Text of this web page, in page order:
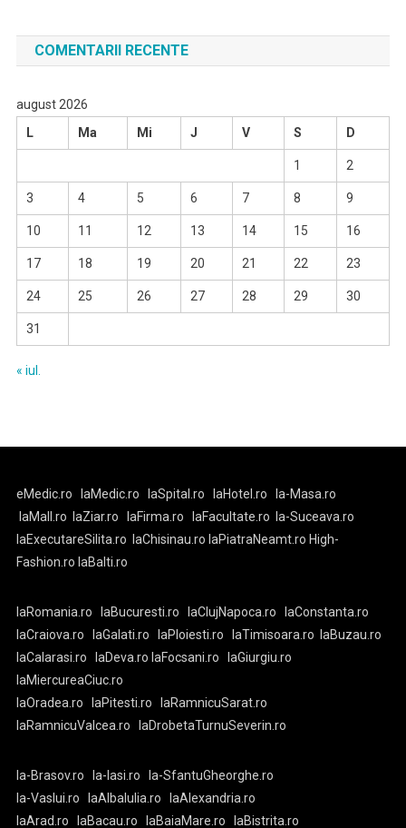
COMENTARII RECENTE
august 2026
L
Ma Mi J V S D
1 2
3 4 5 6 7 8 9
10 11 12 13 14 15 16
17 18 19 20 21 22 23
24 25 26 27 28 29 30
31
« iul.
eMedic.ro laMedic.ro laSpital.ro laHotel.ro
la-Masa.ro
laMall.ro
laZiar.ro laFirma.ro laFacultate.ro
la-Suceava.ro
laExecutareSilita.ro
laChisinau.ro laPiatraNeamt.ro High-
Fashion.ro laBalti.ro
laRomania.ro laBucuresti.ro laClujNapoca.ro
laConstanta.ro
laCraiova.ro
laGalati.ro laPloiesti.ro laTimisoara.ro
laBuzau.ro
laCalarasi.ro
laDeva.ro laFocsani.ro
laGiurgiu.ro
laMiercureaCiuc.ro
laOradea.ro
laPitesti.ro
laRamnicuSarat.ro
laRamnicuValcea.ro
laDrobetaTurnuSeverin.ro
la-Brasov.ro la-Iasi.ro
la-SfantuGheorghe.ro
la-Vaslui.ro
laAlbaIulia.ro
laAlexandria.ro
laArad.ro
laBacau.ro laBaiaMare.ro laBistrita.ro